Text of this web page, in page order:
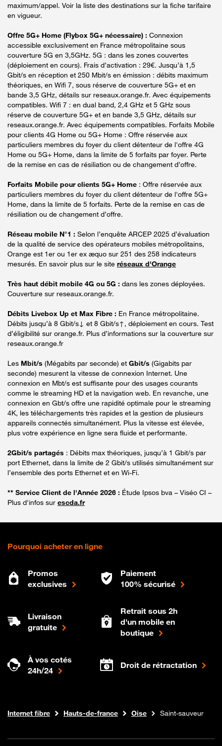
maximum/appel. Voir la liste des destinations sur la fiche tarifaire
en vigueur.
Offre 5G+ Home (Flybox 5G+ nécessaire) : Connexion
accessible exclusivement en France métropolitaine sous
couverture 5G en 3,5GHz. 5G : dans les zones couvertes
(déploiement en cours). Frais d’activation : 29€. Jusqu’à 1,5
Gbit/s en réception et 250 Mbit/s en émission : débits maximum
théoriques, en Wifi 7, sous réserve de couverture 5G+ et en
bande 3,5 GHz, détails sur reseaux.orange.fr. Avec équipements
compatibles. Wifi 7 : en dual band, 2,4 GHz et 5 GHz sous
réserve de couverture 5G+ et en bande 3,5 GHz, détails sur
reseaux.orange.fr. Avec équipements compatibles. Forfaits Mobile
pour clients 4G Home ou 5G+ Home : Offre réservée aux
particuliers membres du foyer du client détenteur de l'offre 4G
Home ou 5G+ Home, dans la limite de 5 forfaits par foyer. Perte
de la remise en cas de résiliation ou de changement d’offre.
Forfaits Mobile pour clients 5G+ Home : Offre réservée aux
particuliers membres du foyer du client détenteur de l'offre 5G+
Home, dans la limite de 5 forfaits. Perte de la remise en cas de
résiliation ou de changement d’offre.
Réseau mobile N°1 : Selon l’enquête ARCEP 2025 d’évaluation
de la qualité de service des opérateurs mobiles métropolitains,
Orange est 1er ou 1er ex æquo sur 251 des 258 indicateurs
mesurés. En savoir plus sur le site réseaux d'Orange
Très haut débit mobile 4G ou 5G : dans les zones déployées.
Couverture sur reseaux.orange.fr.
Débits Livebox Up et Max Fibre : En France métropolitaine.
Débits jusqu’à 8 Gbit/s↓ et 8 Gbit/s↑, déploiement en cours. Test
d’éligibilité sur orange.fr. Plus d’informations sur la couverture sur
reseaux.orange.fr
Les Mbit/s (Mégabits par seconde) et Gbit/s (Gigabits par
seconde) mesurent la vitesse de connexion Internet. Une
connexion en Mbt/s est suffisante pour des usages courants
comme le streaming HD et la navigation web. En revanche, une
connexion en Gbt/s offre une rapidité optimale pour le streaming
4K, les téléchargements très rapides et la gestion de plusieurs
appareils connectés simultanément. Plus la vitesse est élevée,
plus votre expérience en ligne sera fluide et performante.
2Gbit/s partagés : Débits max théoriques, jusqu’à 1 Gbit/s par
port Ethernet, dans la limite de 2 Gbit/s utilisés simultanément sur
l’ensemble des ports Ethernet et en Wi-Fi.
** Service Client de l'Année 2026 : Étude Ipsos bva – Viséo CI –
Plus d'infos sur escda.fr
Pourquoi acheter en ligne
Promos
exclusives
Paiement
100% sécurisé
Livraison
gratuite
Retrait sous 2h
d'un mobile en
boutique
À vos cotés
24h/24
Droit de rétractation
Boutique Orange
Internet fibre Hauts-de-france Oise Saint-sauveur